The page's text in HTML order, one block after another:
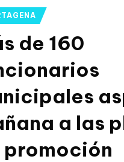
de 160
a las
promoción